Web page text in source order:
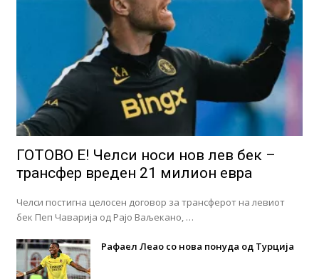
ГОТОВО Е! Челси носи нов лев бек –
трансфер вреден 21 милион евра
Челси постигна целосен договор за трансферот на левиот
бек Пеп Чаварија од Рајо Ваљекано, …
Рафаел Леао со нова понуда од Турција